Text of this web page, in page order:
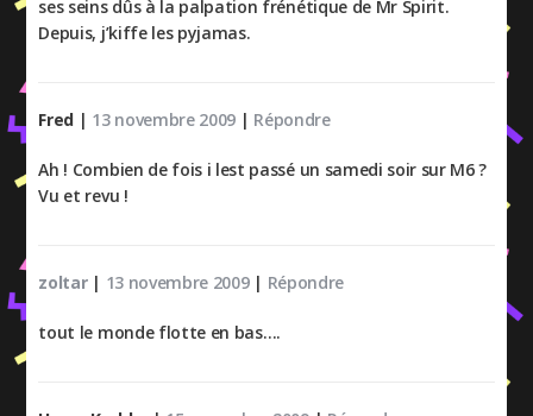
ses seins dûs à la palpation frénétique de Mr Spirit.
Depuis, j’kiffe les pyjamas.
Fred | 13 novembre 2009 | Répondre
Ah ! Combien de fois i lest passé un samedi soir sur M6 ?
Vu et revu !
zoltar | 13 novembre 2009| Répondre
tout le monde flotte en bas….